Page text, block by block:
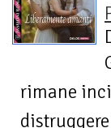
rimane